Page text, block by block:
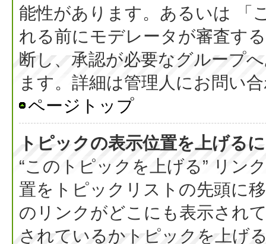
能性があります。あるいは 「
れる前にモデレータが審査す
断し、承認が必要なグループ
ます。詳細は管理人にお問い
ページトップ
トピックの表示位置を上げる
“このトピックを上げる” リン
置をトピックリストの先頭に
のリンクがどこにも表示され
されているかトピックを上げ